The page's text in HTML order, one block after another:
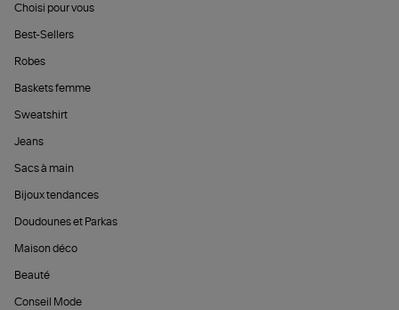
Choisi pour vous
Best-Sellers
Robes
Baskets femme
Sweatshirt
Jeans
Sacs à main
Bijoux tendances
Doudounes et Parkas
Maison déco
Beauté
Conseil Mode